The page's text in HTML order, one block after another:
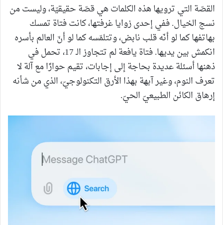
القصّة التي ترويها هذه الكلمات هي قصّة حقيقيّة، وليست من
نسج الخيال. ففي إحدى زوايا غرفتها، كانت فتاة تمسك
بهاتفها كما لو أنّه قلب نابض، وتتلمّسه كما لو أنّ العالم بأسره
انكمش بين يديها. فتاة يافعة لم تتجاوز الـ 17، تحمل في
ذهنها أسئلة عديدة بحاجة إلى إجابات، تقيم حوارًا مع آلة لا
تعرف النوم، وغير آبهة بهذا الأرق التكنولوجيّ، الذي من شأنه
إرهاق الكائن الطبيعيّ الحيّ.